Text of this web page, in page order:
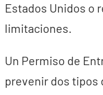
Estados Unidos o
limitaciones.
Un Permiso de
prevenir dos tipos